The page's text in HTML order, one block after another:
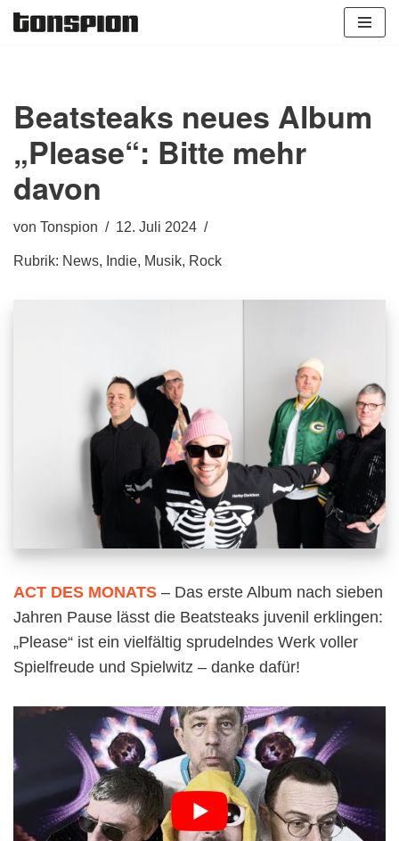
Beatsteaks neues Album
„Please“: Bitte mehr
davon
von Tonspion 12. Juli 2024
Rubrik: News, Indie, Musik, Rock
ACT DES MONATS – Das erste Album nach sieben
Jahren Pause lässt die Beatsteaks juvenil erklingen:
„Please“ ist ein vielfältig sprudelndes Werk voller
Spielfreude und Spielwitz – danke dafür!